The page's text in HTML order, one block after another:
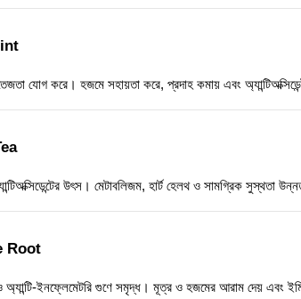
যোগ করে। হজমে সহায়তা করে, প্রদাহ কমায় এবং
উৎস। মেটাবলিজম, হার্ট হেলথ ও সামগ্রিক সুস্থতা
Root
অ্যান্টি-ইনফ্লেমেটরি গুণে সমৃদ্ধ। মূত্র ও হজমের আরাম দেয় এবং